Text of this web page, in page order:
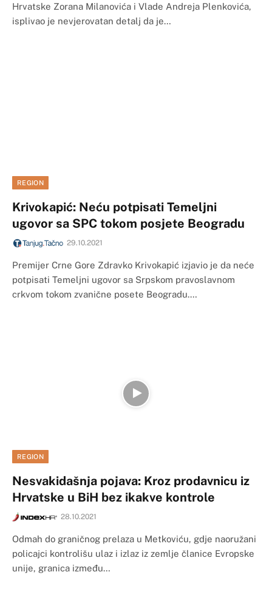
Hrvatske Zorana Milanovića i Vlade Andreja Plenkovića,
isplivao je nevjerovatan detalj da je…
REGION
Krivokapić: Neću potpisati Temeljni
ugovor sa SPC tokom posjete Beogradu
29.10.2021
Premijer Crne Gore Zdravko Krivokapić izjavio je da neće
potpisati Temeljni ugovor sa Srpskom pravoslavnom
crkvom tokom zvanične posete Beogradu.…
REGION
Nesvakidašnja pojava: Kroz prodavnicu iz
Hrvatske u BiH bez ikakve kontrole
28.10.2021
​Odmah do graničnog prelaza u Metkoviću, gdje naoružani
policajci kontrolišu ulaz i izlaz iz zemlje članice Evropske
unije, granica između…